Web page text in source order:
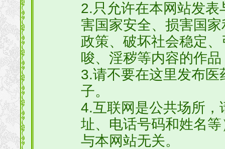
2.只允许在本网站发
害国家安全、损害国
政策、破坏社会稳定
唆、淫秽等内容的作品
3.请不要在这里发布
子。
4.互联网是公共场所
址、电话号码和姓名
与本网站无关。